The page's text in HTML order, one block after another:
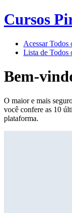
Cursos
Acessar Todos
Lista de Todos
Bem-
O maior e mais
você confere as 10
plataforma.